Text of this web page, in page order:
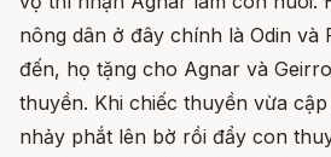
nông dân ở đây chính là Odin và
đến, họ tặng cho Agnar và
thuyền. Khi chiếc thuyền vừa
nhảy phắt lên bờ rồi đẩy con